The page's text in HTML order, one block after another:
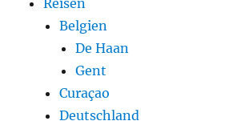
Belgien
De Haan
Gent
Curaçao
Deutschland